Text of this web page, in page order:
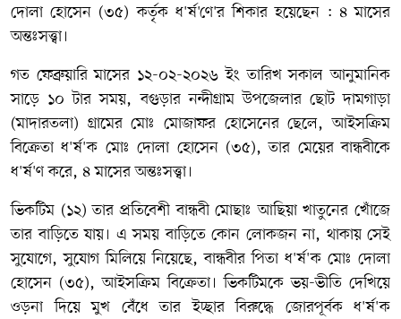
দোলা হোসেন (৩৫) কর্তৃক ধ'র্ষ'ণে'র শিকার হয়েছেন : ৪ মাসের
অন্তঃসত্ত্বা।
গত ফেব্রুয়ারি মাসের ১২-০২-২০২৬ ইং তারিখ সকাল আনুমানিক
সাড়ে ১০ টার সময়, বগুড়ার নন্দীগ্রাম উপজেলার ছোট দামগাড়া
(মাদারতলা) গ্রামের মোঃ মোজাফর হোসেনের ছেলে, আইসক্রিম
বিক্রেতা ধ'র্ষ'ক মোঃ দোলা হোসেন (৩৫), তার মেয়ের বান্ধবীকে
ধ'র্ষ'ণ করে, ৪ মাসের অন্তঃসত্ত্বা।
ভিকটিম (১২) তার প্রতিবেশী বান্ধবী মোছাঃ আছিয়া খাতুনের খোঁজে
তার বাড়িতে যায়। এ সময় বাড়িতে কোন লোকজন না, থাকায় সেই
সুযোগে, সুযোগ মিলিয়ে নিয়েছে, বান্ধবীর পিতা ধ'র্ষ'ক মোঃ দোলা
হোসেন (৩৫), আইসক্রিম বিক্রেতা। ভিকটিমকে ভয়-ভীতি দেখিয়ে
ওড়না দিয়ে মুখ বেঁধে তার ইচ্ছার বিরুদ্ধে জোরপূর্বক ধ'র্ষ'ক